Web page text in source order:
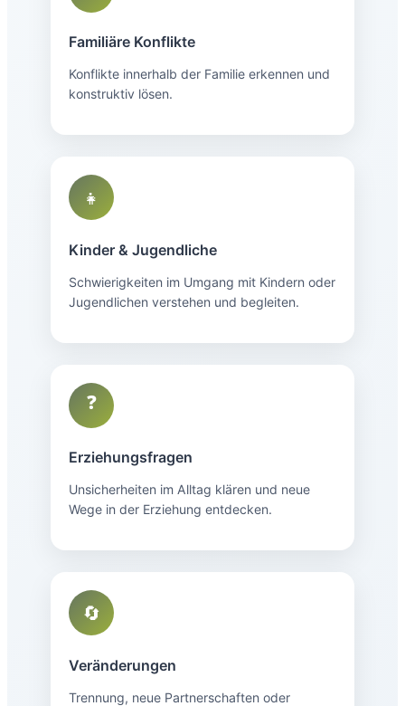
Familiäre Konflikte
Konflikte innerhalb der Familie erkennen und
konstruktiv lösen.
👧
Kinder & Jugendliche
Schwierigkeiten im Umgang mit Kindern oder
Jugendlichen verstehen und begleiten.
❓
Erziehungsfragen
Unsicherheiten im Alltag klären und neue
Wege in der Erziehung entdecken.
🔄
Veränderungen
Trennung, neue Partnerschaften oder